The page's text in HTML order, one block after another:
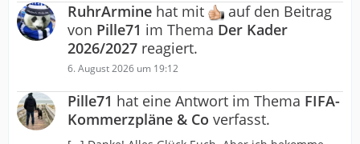
RuhrArmine hat mit
auf den Beitrag
von Pille71 im Thema Der Kader
2026/2027 reagiert.
6. August 2026 um 19:12
Pille71 hat eine Antwort im Thema FIFA-
Kommerzpläne & Co verfasst.